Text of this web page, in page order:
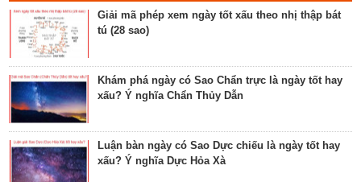
Giải mã phép xem ngày tốt xấu theo nhị thập bát
tú (28 sao)
Khám phá ngày có Sao Chẩn trực là ngày tốt hay
xấu? Ý nghĩa Chẩn Thủy Dẫn
Luận bàn ngày có Sao Dực chiếu là ngày tốt hay
xấu? Ý nghĩa Dực Hỏa Xà
hôn nhân, xuất hành, chữa bệnh
phúc, cầu tự, cầu thọ, cầu tài lộc